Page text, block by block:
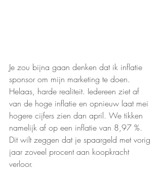
Je zou bijna gaan denken dat ik inflatie
sponsor om mijn marketing te doen.
Helaas, harde realiteit. Iedereen ziet af
van de hoge inflatie en opnieuw laat mei
hogere cijfers zien dan april. We tikken
namelijk af op een inflatie van 8,97 %.
Dit wilt zeggen dat je spaargeld met vorig
jaar zoveel procent aan koopkracht
verloor.